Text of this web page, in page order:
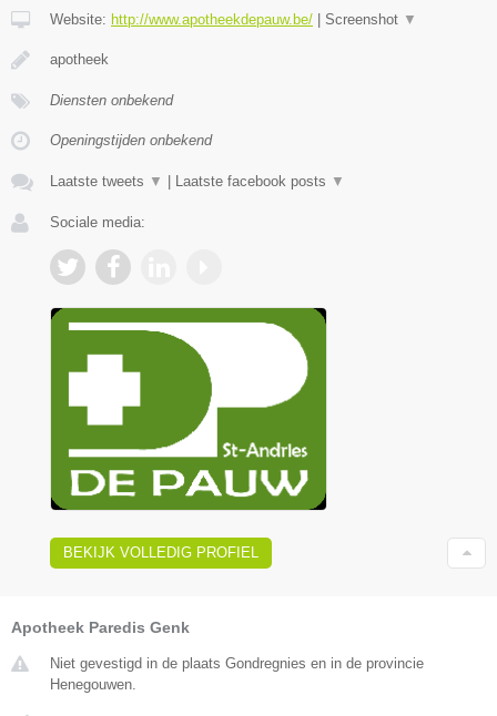
Website: http://www.apotheekdepauw.be/ Screenshot ▼
apotheek
Diensten onbekend
Openingstijden onbekend
Laatste tweets ▼ Laatste facebook posts ▼
Sociale media:
BEKIJK VOLLEDIG PROFIEL
Apotheek Paredis Genk
Niet gevestigd in de plaats Gondregnies en in de provincie
Henegouwen.